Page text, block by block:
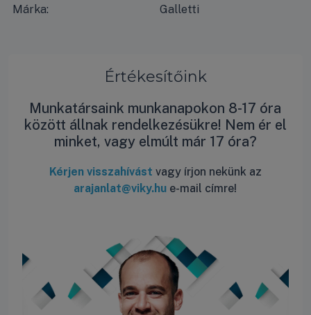
Márka:
Galletti
Értékesítőink
Munkatársaink munkanapokon 8-17 óra
között állnak rendelkezésükre! Nem ér el
minket, vagy elmúlt már 17 óra?
Kérjen visszahívást vagy írjon nekünk az
arajanlat@viky.hu e-mail címre!